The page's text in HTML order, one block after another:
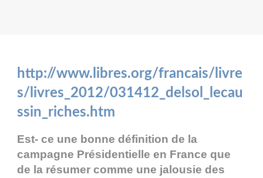
http://www.libres.org/francais/livre
s/livres_2012/031412_delsol_lecau
ssin_riches.htm
Est- ce une bonne définition de la
campagne Présidentielle en France que
de la résumer comme une jalousie des